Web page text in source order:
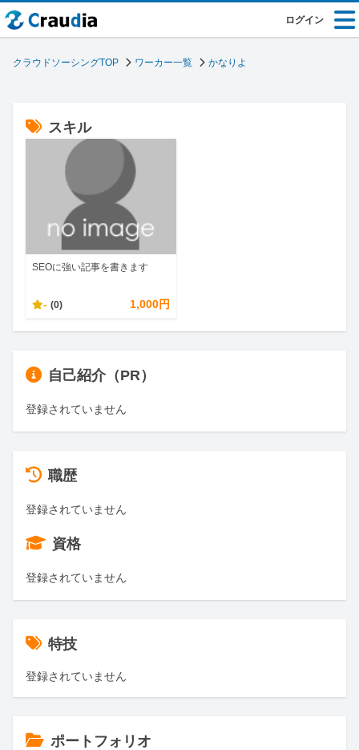
ログイン
クラウドソーシングTOP ワーカー一覧 かなりよ
スキル
SEOに強い記事を書きます
- (0) 1,000円
自己紹介（PR）
登録されていません
職歴
登録されていません
資格
登録されていません
特技
登録されていません
ポートフォリオ